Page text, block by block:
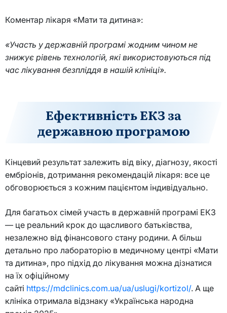
Коментар лікаря «Мати та дитина»:
«Участь у державній програмі жодним чином не
знижує рівень технологій, які використовуються під
час лікування безпліддя в нашій клініці».
Ефективність ЕКЗ за
державною програмою
Кінцевий результат залежить від віку, діагнозу, якості
ембріонів, дотримання рекомендацій лікаря: все це
обговорюється з кожним пацієнтом індивідуально.
Для багатьох сімей участь в державній програмі ЕКЗ
— це реальний крок до щасливого батьківства,
незалежно від фінансового стану родини. А більш
детально про лабораторію в медичному центрі «Мати
та дитина», про підхід до лікування можна дізнатися
на їх офіційному
сайті https://mdclinics.com.ua/ua/uslugi/kortizol/. А ще
клініка отримала відзнаку «Українська народна